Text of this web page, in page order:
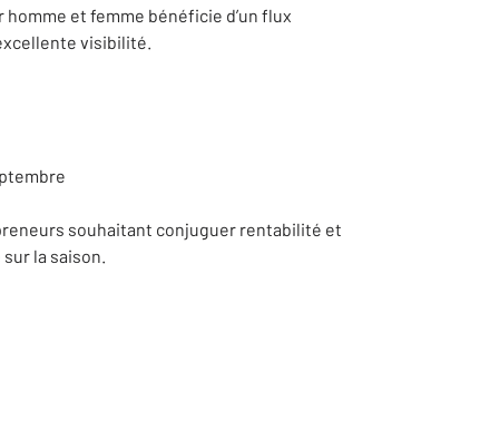
et femme bénéficie d’un flux
visibilité.
souhaitant conjuguer rentabilité et
la saison.